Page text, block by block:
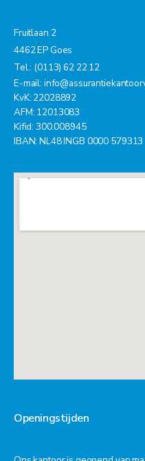
Fruitlaan 2
4462 EP Goes
Tel.: (0113) 62 22 12
E-mail:
KvK: 22028892
AFM: 12013083
Kifid: 300.008945
IBAN: NL48 INGB 0000 579313
Openingstijden